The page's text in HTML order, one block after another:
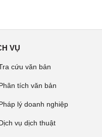
VỤ
cứu văn bản
tích văn bản
lý doanh nghiệp
vụ dịch thuật